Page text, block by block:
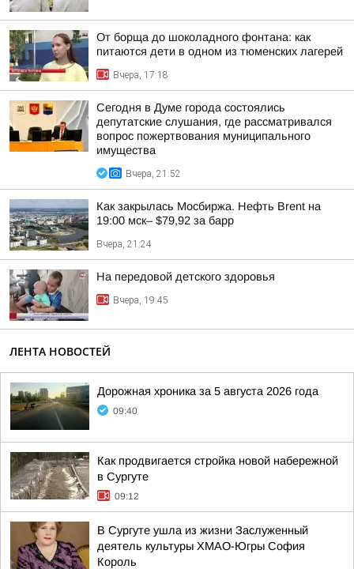
От борща до шоколадного фонтана: как
питаются дети в одном из тюменских лагерей
Вчера, 17:18
Сегодня в Думе города состоялись
депутатские слушания, где рассматривался
вопрос пожертвования муниципального
имущества
Вчера, 21:52
Как закрылась Мосбиржа. Нефть Brent на
19:00 мск– $79,92 за барр
Вчера, 21:24
На передовой детского здоровья
Вчера, 19:45
ЛЕНТА НОВОСТЕЙ
Дорожная хроника за 5 августа 2026 года
09:40
Как продвигается стройка новой набережной
в Сургуте
09:12
В Сургуте ушла из жизни Заслуженный
деятель культуры ХМАО-Югры София
Король